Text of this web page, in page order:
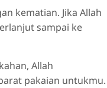
kematian. Jika Allah
sampai ke
Allah
pakaian untukmu.